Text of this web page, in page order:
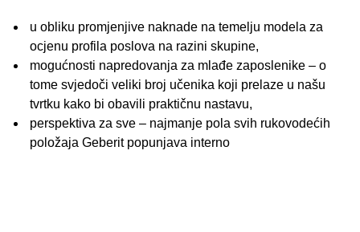
u obliku promjenjive naknade na temelju modela za
ocjenu profila poslova na razini skupine,
mogućnosti napredovanja za mlađe zaposlenike – o
tome svjedoči veliki broj učenika koji prelaze u našu
tvrtku kako bi obavili praktičnu nastavu,
perspektiva za sve – najmanje pola svih rukovodećih
položaja Geberit popunjava interno